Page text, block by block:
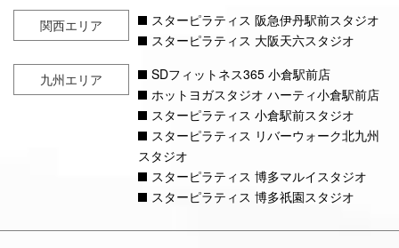
関西エリア
スターピラティス 阪急伊丹駅前スタジオ
スターピラティス 大阪天六スタジオ
九州エリア
SDフィットネス365 小倉駅前店
ホットヨガスタジオ ハーティ小倉駅前店
スターピラティス 小倉駅前スタジオ
スターピラティス リバーウォーク北九州
スタジオ
スターピラティス 博多マルイスタジオ
スターピラティス 博多祇園スタジオ